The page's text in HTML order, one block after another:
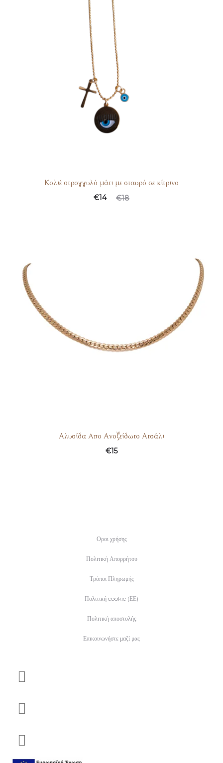
Κολιέ στρογγυλό μάτι με σταυρό σε κίτρινο
€18
Original
€14
Η
Αλυσίδα Aπο Ανοξείδωτο Ατσάλι
€15
Οροι χρήσης
Πολιτική Απορρήτου
Τρόποι Πληρωμής
Πολιτική cookie (ΕΕ)
Πολιτική αποστολής
Επικοινωνήστε μαζί μας